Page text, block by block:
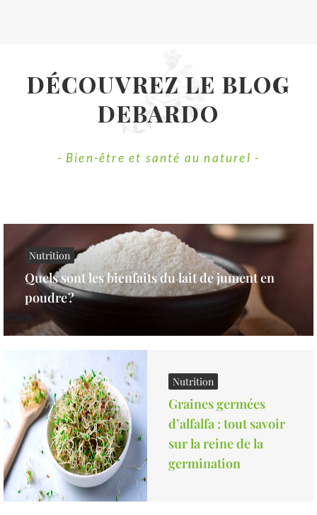
DÉCOUVREZ LE BLOG
DEBARDO
- Bien-être et santé au naturel -
Nutrition
Quels sont les bienfaits du lait de jument en
poudre ?
Nutrition
Graines germées
d’alfalfa : tout savoir
sur la reine de la
germination